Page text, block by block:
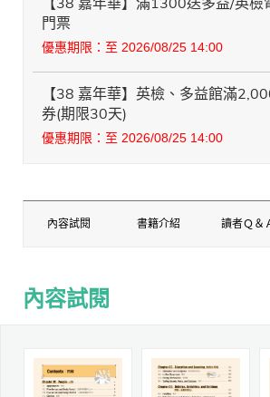
門票
優惠期限：至 2026/08/25 14:00
【38 嘉年華】英檢、多益館滿
券(期限30天)
優惠期限：至 2026/08/25 14:00
內容試閱 書籍介紹 讀者Ｑ＆
內容試閱